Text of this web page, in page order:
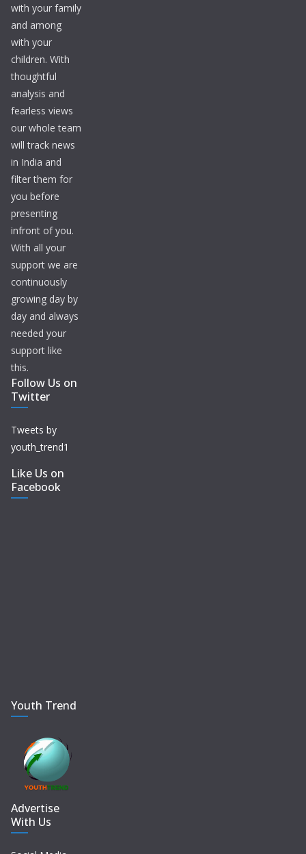
with your family
and among
with your
children. With
thoughtful
analysis and
fearless views
our whole team
will track news
in India and
filter them for
you before
presenting
infront of you.
With all your
support we are
continuously
growing day by
day and always
needed your
support like
this.
Follow Us on
Twitter
Tweets by
youth_trend1
Like Us on
Facebook
Youth Trend
Advertise
With Us